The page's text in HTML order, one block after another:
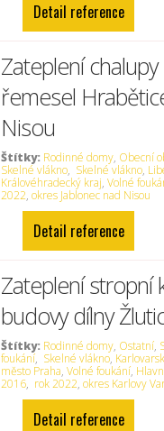
Detail reference
Zateplení
řemesel
Nisou
Štítky: Rodinné domy, Obecní
Skelné vlákno, Skelné vlákno,
Královéhradecký kraj,Volné
2022,okres Jablonec nad Nisou
Detail reference
Zateplení stropní
budovy dílny
Štítky: Rodinné domy, Ostatní,
foukání, Skelné vlákno,
město Praha,Volné foukání,
2016, rok 2022,okres Karlovy
Detail reference